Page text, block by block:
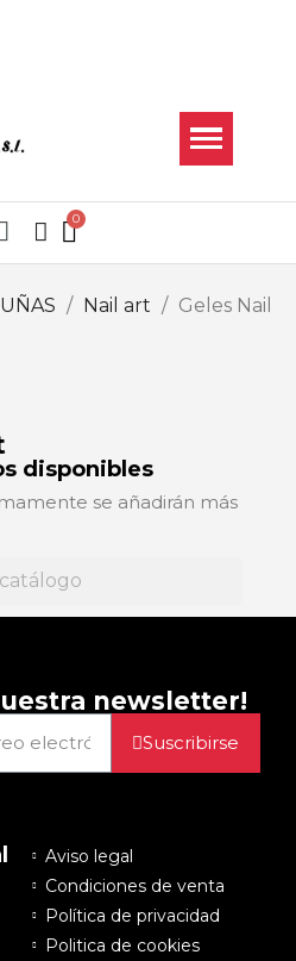
UÑAS Nail art
Geles Nail
disponibles
se añadirán más
newsletter!
Suscribirse
Aviso legal
Condiciones de venta
Política de privacidad
Politica de cookies